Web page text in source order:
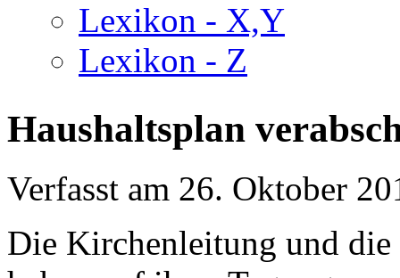
Lexikon - X,Y
Lexikon - Z
Haushaltsplan
Verfasst am 26. Oktober
Die Kirchenleitung und